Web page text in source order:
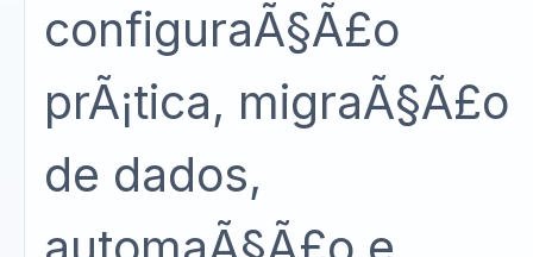
configuraÃ§Ã£o
prÃ¡tica, migraÃ§Ã£o
de dados,